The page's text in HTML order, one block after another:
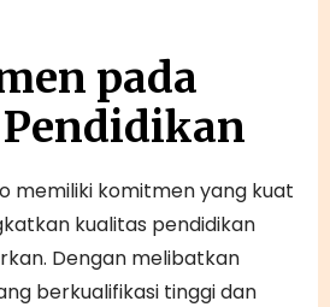
pada
memiliki komitmen yang kuat
kualitas pendidikan
Dengan melibatkan
berkualifikasi tinggi dan